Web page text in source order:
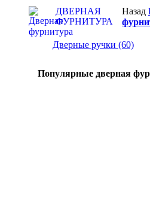
ДВЕРНАЯ
ФУРНИТУРА
Назад
Дверные ручки (60)
Популярные дверная